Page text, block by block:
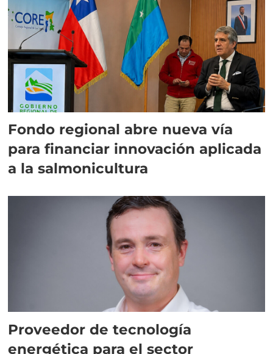
Fondo regional abre nueva vía
para financiar innovación aplicada
a la salmonicultura
Proveedor de tecnología
energética para el sector